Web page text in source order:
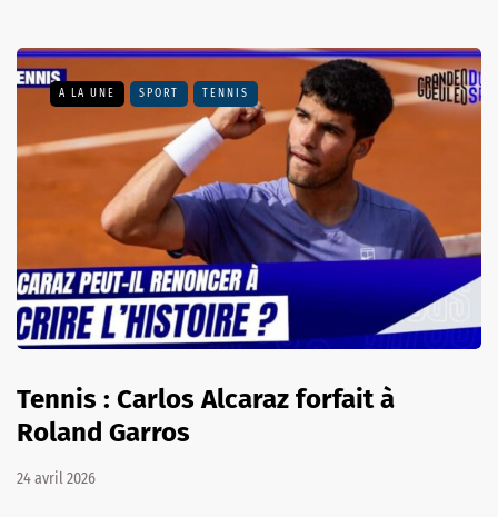
A LA UNE SPORT TENNIS
Tennis : Carlos Alcaraz forfait à
Roland Garros
24 avril 2026